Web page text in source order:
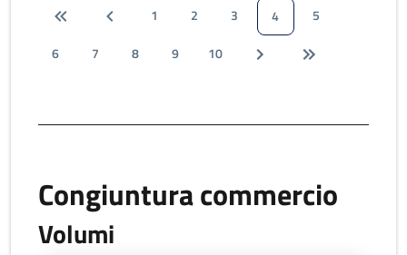
1 2 3 4
5
6
7 8 9 10
Congiuntura commercio
Volumi